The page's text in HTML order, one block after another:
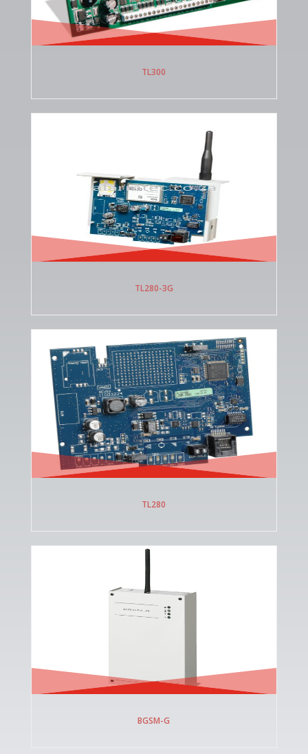
TL300
TL280-3G
TL280
BGSM-G